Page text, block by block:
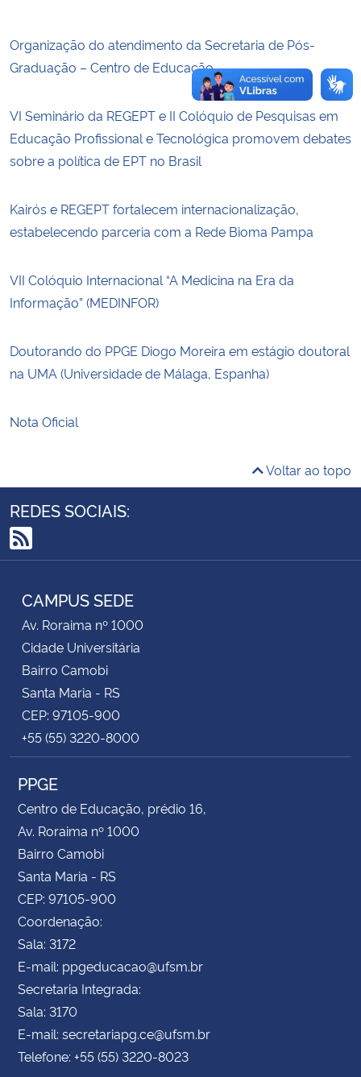
Organização do atendimento da Secretaria de Pós-
Graduação – Centro de Educação
VI Seminário da REGEPT e II Colóquio de Pesquisas em
Educação Profissional e Tecnológica promovem debates
sobre a política de EPT no Brasil
Kairós e REGEPT fortalecem internacionalização,
estabelecendo parceria com a Rede Bioma Pampa
VII Colóquio Internacional “A Medicina na Era da
Informação” (MEDINFOR)
Doutorando do PPGE Diogo Moreira em estágio doutoral
na UMA (Universidade de Málaga, Espanha)
Nota Oficial
Voltar ao topo
REDES SOCIAIS:
RSS
CAMPUS SEDE
Av. Roraima nº 1000
Cidade Universitária
Bairro Camobi
Santa Maria - RS
CEP: 97105-900
+55 (55) 3220-8000
PPGE
Centro de Educação, prédio 16,
Av. Roraima nº 1000
Bairro Camobi
Santa Maria - RS
CEP: 97105-900
Coordenação:
Sala: 3172
E-mail: ppgeducacao@ufsm.br
Secretaria Integrada:
Sala: 3170
E-mail: secretariapg.ce@ufsm.br
Telefone: +55 (55) 3220-8023